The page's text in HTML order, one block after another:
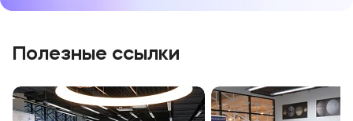
Полезные ссылки